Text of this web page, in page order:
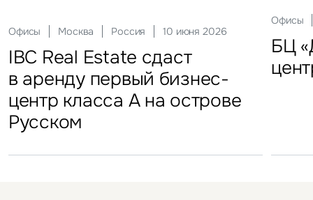
Офисы Москва Россия 10 июня 2026
IBC Real Estate сдаст
в аренду первый бизнес-
центр класса А на острове
Русском
Офисы
БЦ
FFF group – новый резидент
«Атлант-Парк»
Гостиницы Москва Россия 18 ноября 2025
Новый Crocus Fitness
Петровский парк откроется
в отеле Hyatt Regency
Инвестиции Москва Россия 22 мая 2025
Один из крупнейших
гостиничных комплексов
Подмосковья перешел
под управление компании
29
«Солнце Москвы», ВДНХ